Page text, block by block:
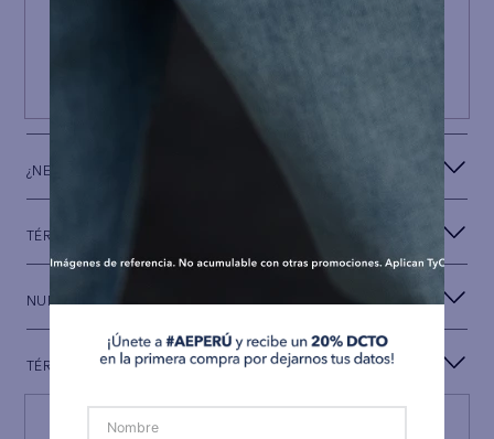
ÚNETE A
Y RECIBE UN REGALO ESPECIAL
¿NECESITAS AYUDA?
TÉRMINOS Y CONDICIONES
NUESTRA MARCA
TÉRMINOS LEGALES